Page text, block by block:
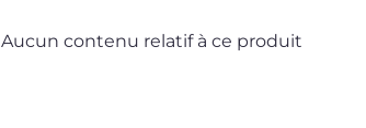
Aucun contenu relatif à ce produit